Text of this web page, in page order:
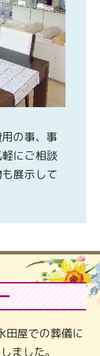
の事、事
にご相談
展示して
田屋での葬儀に
ました。